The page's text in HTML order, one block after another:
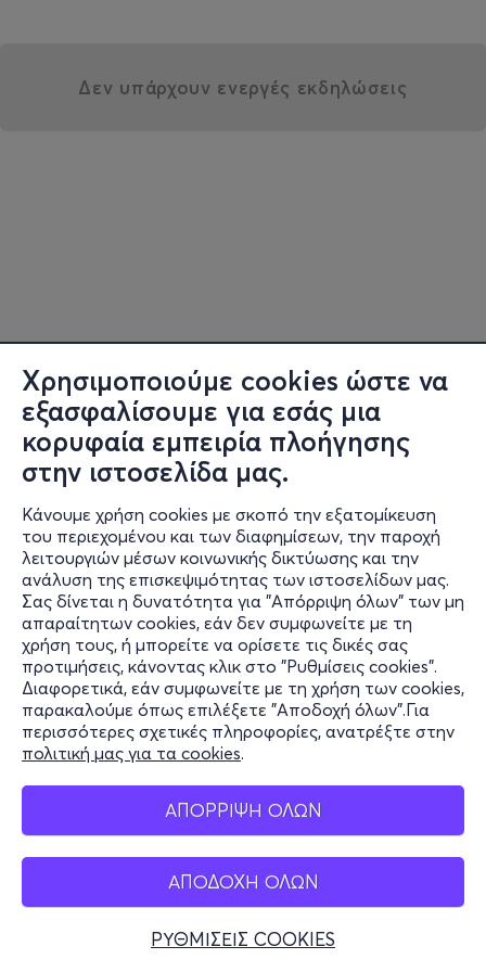
Χρησιμοποιούμε cookies ώστε να
εξασφαλίσουμε για εσάς μια
κορυφαία εμπειρία πλοήγησης
στην ιστοσελίδα μας.
Κάνουμε χρήση cookies με σκοπό την εξατομίκευση
του περιεχομένου και των διαφημίσεων, την παροχή
λειτουργιών μέσων κοινωνικής δικτύωσης και την
ανάλυση της επισκεψιμότητας των ιστοσελίδων μας.
Σας δίνεται η δυνατότητα για "Απόρριψη όλων" των μη
απαραίτητων cookies, εάν δεν συμφωνείτε με τη
χρήση τους, ή μπορείτε να ορίσετε τις δικές σας
προτιμήσεις, κάνοντας κλικ στο "Ρυθμίσεις cookies".
Διαφορετικά, εάν συμφωνείτε με τη χρήση των cookies,
παρακαλούμε όπως επιλέξετε "Αποδοχή όλων".Για
περισσότερες σχετικές πληροφορίες, ανατρέξτε στην
πολιτική μας για τα cookies.
ΑΠΟΡΡΙΨΗ ΟΛΩΝ
ΑΠΟΔΟΧΗ ΟΛΩΝ
ΡΥΘΜΙΣΕΙΣ COOKIES
Δεν υπάρχουν ενεργές εκδηλώσεις